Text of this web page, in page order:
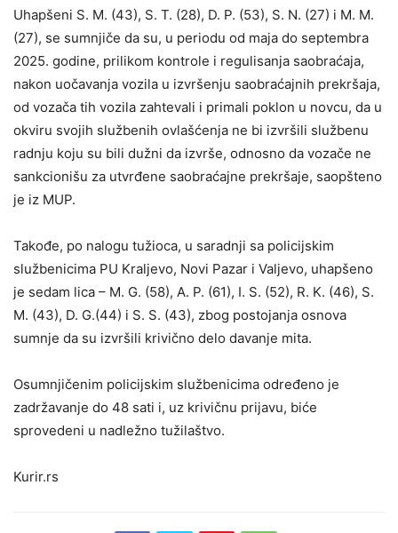
Uhapšeni S. M. (43), S. T. (28), D. P. (53), S. N. (27) i M. M.
(27), se sumnjiče da su, u periodu od maja do septembra
2025. godine, prilikom kontrole i regulisanja saobraćaja,
nakon uočavanja vozila u izvršenju saobraćajnih prekršaja,
od vozača tih vozila zahtevali i primali poklon u novcu, da u
okviru svojih službenih ovlašćenja ne bi izvršili službenu
radnju koju su bili dužni da izvrše, odnosno da vozače ne
sankcionišu za utvrđene saobraćajne prekršaje, saopšteno
je iz MUP.
Takođe, po nalogu tužioca, u saradnji sa policijskim
službenicima PU Kraljevo, Novi Pazar i Valjevo, uhapšeno
je sedam lica – M. G. (58), A. P. (61), I. S. (52), R. K. (46), S.
M. (43), D. G.(44) i S. S. (43), zbog postojanja osnova
sumnje da su izvršili krivično delo davanje mita.
Osumnjičenim policijskim službenicima određeno je
zadržavanje do 48 sati i, uz krivičnu prijavu, biće
sprovedeni u nadležno tužilaštvo.
Kurir.rs